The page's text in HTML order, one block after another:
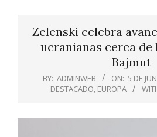
Zelenski celebra
ucranianas cerca de
Bajmut
BY: ADMINWEB ON: 5 DE
DESTACADO, EUROPA